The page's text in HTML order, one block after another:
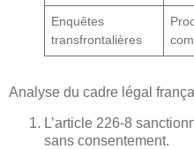
Enquêtes
transfrontalières
Analyse du cadre légal
L’article 226-8
sans consentement.